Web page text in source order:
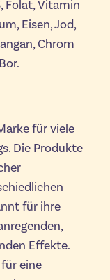
Folat, Vitamin
Eisen, Jod,
Chrom
für viele
Die Produkte
für ihre
Effekte.
eine